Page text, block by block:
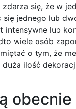
się, że w
jednego lub
intensywne lub
wiele osób
o tym, że
ilość
obecnie